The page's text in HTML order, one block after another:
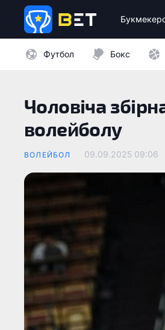
Футбол Бокс
Чоловіча
волейболу
ВОЛЕЙБОЛ 09.09.2025 09:06